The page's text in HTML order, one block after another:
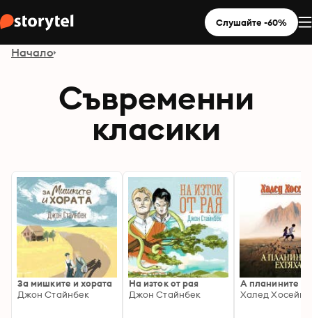
Слушайте -60%
Начало
Съвременни
класики
За мишките и хората
Джон Стайнбек
На изток от рая
Джон Стайнбек
А планините
Халед Хосейни